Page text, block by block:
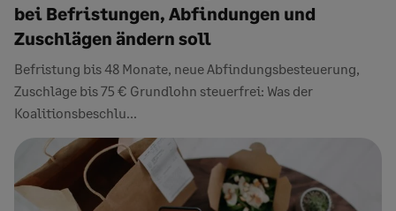
bei Befristungen, Abfindungen und
Zuschlägen ändern soll
Befristung bis 48 Monate, neue Abfindungsbesteuerung,
Zuschläge bis 75 € Grundlohn steuerfrei: Was der
Koalitionsbeschlu...